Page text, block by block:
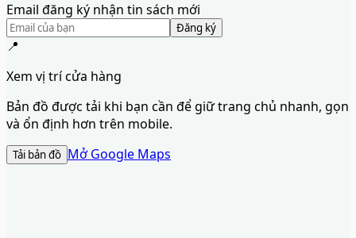
Email đăng ký nhận tin sách mới
Đăng ký
📍
Xem vị trí cửa hàng
Bản đồ được tải khi bạn cần để giữ trang chủ nhanh, gọn
và ổn định hơn trên mobile.
Tải bản đồ Mở Google Maps